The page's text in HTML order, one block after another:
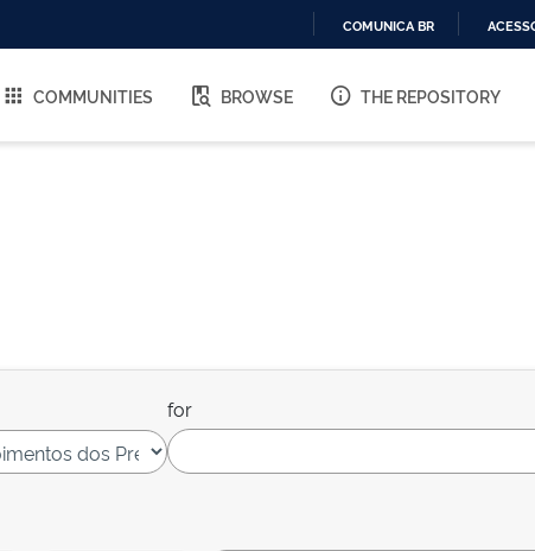
O
COMUNICA BR
COMMUNITIES BROWSE THE REPOSITORY
for